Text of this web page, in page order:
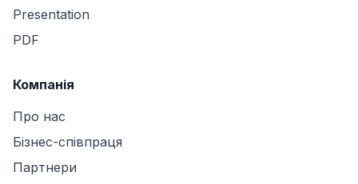
Presentation
PDF
Компанія
Про нас
Бізнес-співпраця
Партнери